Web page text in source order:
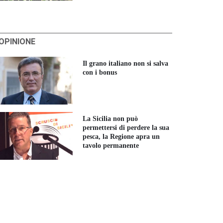
Il grano italiano non si salva
con i bonus
La Sicilia non può
permettersi di perdere la sua
pesca, la Regione apra un
tavolo permanente